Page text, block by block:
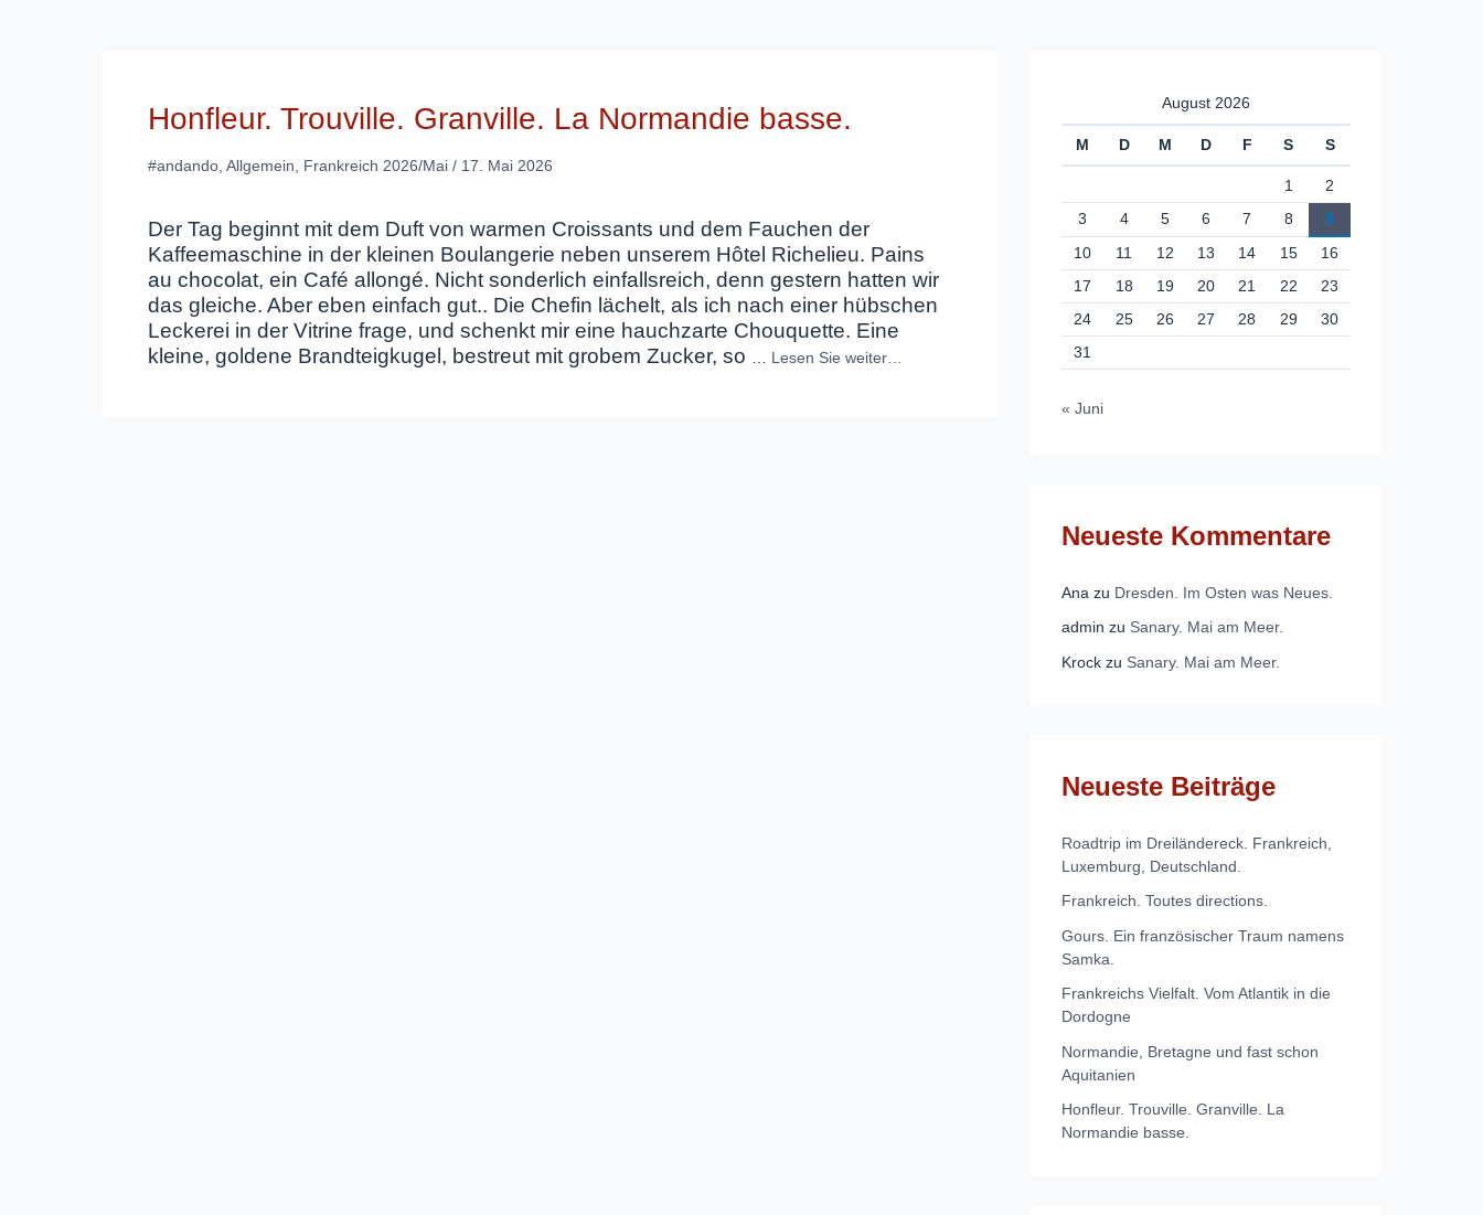
Honfleur. Trouville. Granville. La Normandie basse.
#andando Allgemein Frankreich 2026/Mai / 17. Mai 2026
Der Tag beginnt mit dem Duft von warmen Croissants und dem Fauchen der
Kaffeemaschine in der kleinen Boulangerie neben unserem Hôtel Richelieu. Pains
au chocolat, ein Café allongé. Nicht sonderlich einfallsreich, denn gestern hatten wir
das gleiche. Aber eben einfach gut.. Die Chefin lächelt, als ich nach einer hübschen
Leckerei in der Vitrine frage, und schenkt mir eine hauchzarte Chouquette. Eine
kleine, goldene Brandteigkugel, bestreut mit grobem Zucker, so
Lesen Sie weiter…
August 2026
M D M D F S S
1
2
3
4 5 6 7 8
9
10
11 12 13 14 15
16
17
18 19 20 21 22
23
24
25 26 27 28 29
30
31
« Juni
Neueste Kommentare
Ana zu Dresden. Im Osten was Neues.
admin zu Sanary. Mai am Meer.
Krock zu Sanary. Mai am Meer.
Neueste Beiträge
Roadtrip im Dreiländereck. Frankreich,
Luxemburg, Deutschland.
Frankreich. Toutes directions.
Gours. Ein französischer Traum namens
Samka.
Frankreichs Vielfalt. Vom Atlantik in die
Dordogne
Normandie, Bretagne und fast schon
Aquitanien
Honfleur. Trouville. Granville. La
Normandie basse.